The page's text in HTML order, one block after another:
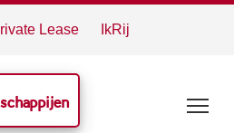
Lease IkRij